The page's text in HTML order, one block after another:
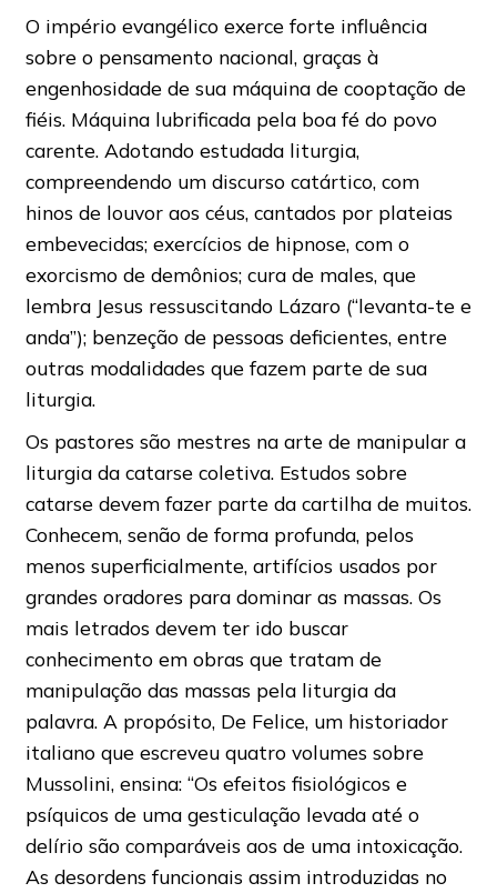
O império evangélico exerce forte influência
sobre o pensamento nacional, graças à
engenhosidade de sua máquina de cooptação de
fiéis. Máquina lubrificada pela boa fé do povo
carente. Adotando estudada liturgia,
compreendendo um discurso catártico, com
hinos de louvor aos céus, cantados por plateias
embevecidas; exercícios de hipnose, com o
exorcismo de demônios; cura de males, que
lembra Jesus ressuscitando Lázaro (“levanta-te e
anda”); benzeção de pessoas deficientes, entre
outras modalidades que fazem parte de sua
liturgia.
Os pastores são mestres na arte de manipular a
liturgia da catarse coletiva. Estudos sobre
catarse devem fazer parte da cartilha de muitos.
Conhecem, senão de forma profunda, pelos
menos superficialmente, artifícios usados por
grandes oradores para dominar as massas. Os
mais letrados devem ter ido buscar
conhecimento em obras que tratam de
manipulação das massas pela liturgia da
palavra. A propósito, De Felice, um historiador
italiano que escreveu quatro volumes sobre
Mussolini, ensina: “Os efeitos fisiológicos e
psíquicos de uma gesticulação levada até o
delírio são comparáveis aos de uma intoxicação.
As desordens funcionais assim introduzidas no